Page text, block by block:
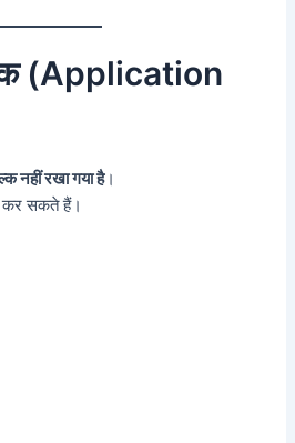
(Application
नहीं रखा गया है।
सकते हैं।